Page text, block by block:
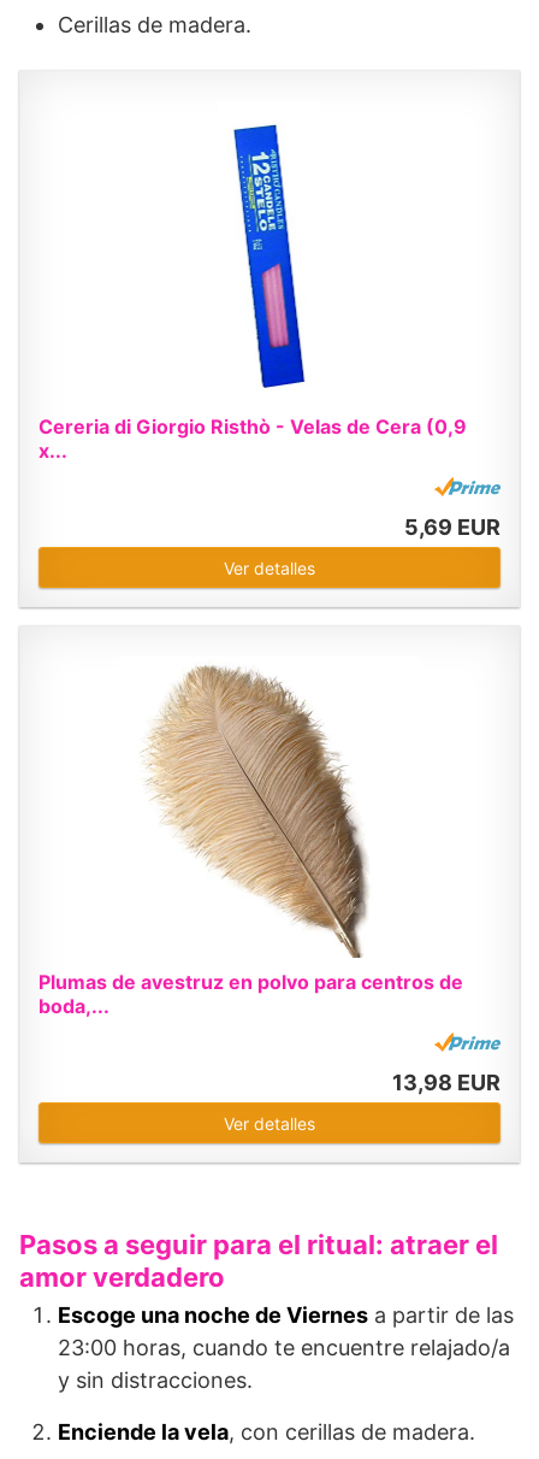
Cerillas de madera.
Cereria di Giorgio Risthò - Velas de Cera (0,9
x...
5,69 EUR
Ver detalles
Plumas de avestruz en polvo para centros de
boda,...
13,98 EUR
Ver detalles
Pasos a seguir para el ritual: atraer el
amor verdadero
Escoge una noche de Viernes a partir de las
23:00 horas, cuando te encuentre relajado/a
y sin distracciones.
Enciende la vela, con cerillas de madera.